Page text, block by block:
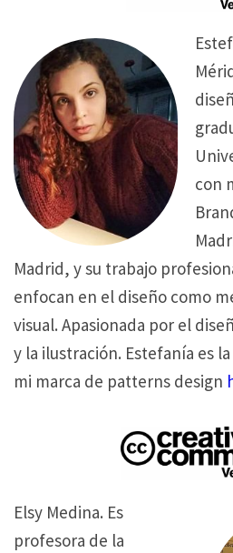
con
Madrid, y su trabajo
enfocan en el diseño como
visual. Apasionada por el
y la ilustración. Estefanía es
mi marca de patterns design
Elsy Medina. Es
profesora de la